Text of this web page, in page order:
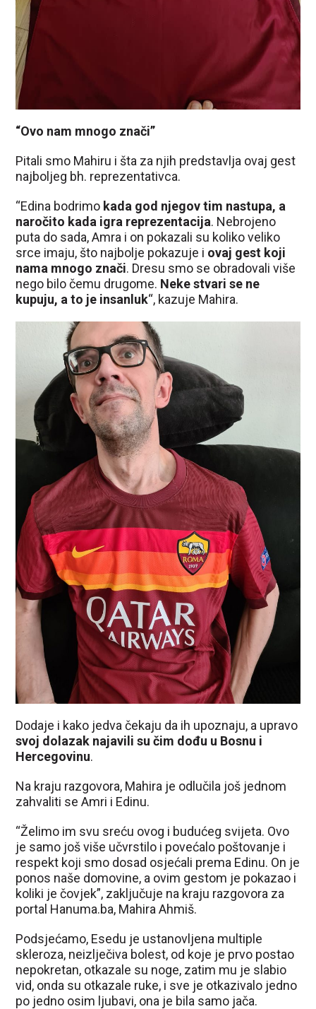
“Ovo nam mnogo znači”
Pitali smo Mahiru i šta za njih predstavlja ovaj gest
najboljeg bh. reprezentativca.
“Edina bodrimo kada god njegov tim nastupa, a
naročito kada igra reprezentacija. Nebrojeno
puta do sada, Amra i on pokazali su koliko veliko
srce imaju, što najbolje pokazuje i ovaj gest koji
nama mnogo znači. Dresu smo se obradovali više
nego bilo čemu drugome. Neke stvari se ne
kupuju, a to je insanluk“, kazuje Mahira.
Dodaje i kako jedva čekaju da ih upoznaju, a upravo
svoj dolazak najavili su čim dođu u Bosnu i
Hercegovinu.
Na kraju razgovora, Mahira je odlučila još jednom
zahvaliti se Amri i Edinu.
“Želimo im svu sreću ovog i budućeg svijeta. Ovo
je samo još više učvrstilo i povećalo poštovanje i
respekt koji smo dosad osjećali prema Edinu. On je
ponos naše domovine, a ovim gestom je pokazao i
koliki je čovjek”, zaključuje na kraju razgovora za
portal Hanuma.ba, Mahira Ahmiš.
Podsjećamo, Esedu je ustanovljena multiple
skleroza, neizlječiva bolest, od koje je prvo postao
nepokretan, otkazale su noge, zatim mu je slabio
vid, onda su otkazale ruke, i sve je otkazivalo jedno
po jedno osim ljubavi, ona je bila samo jača.